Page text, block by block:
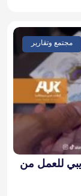
مجتمع وتقارير
للعمل من